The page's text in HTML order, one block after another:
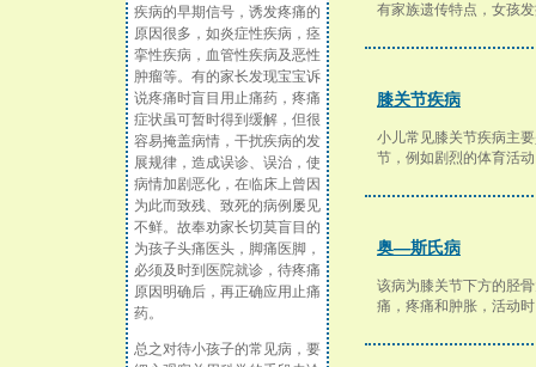
疾病的早期信号，诱发疼痛的
原因很多，如炎症性疾病，痉
挛性疾病，血管性疾病及恶性
肿瘤等。有的家长发现宝宝诉
说疼痛时盲目用止痛药，疼痛
症状虽可暂时得到缓解，但很
容易掩盖病情，干扰疾病的发
展规律，造成误诊、误治，使
病情加剧恶化，在临床上曾因
为此而致残、致死的病例屡见
不鲜。故奉劝家长切莫盲目的
为孩子头痛医头，脚痛医脚，
必须及时到医院就诊，待疼痛
原因明确后，再正确应用止痛
药。
总之对待小孩子的常见病，要
有家族遗传特点，女孩
膝关节疾病
小儿常见膝关节疾病主
节，例如剧烈的体育活
奥—斯氏病
该病为膝关节下方的胫
痛，疼痛和肿胀，活动